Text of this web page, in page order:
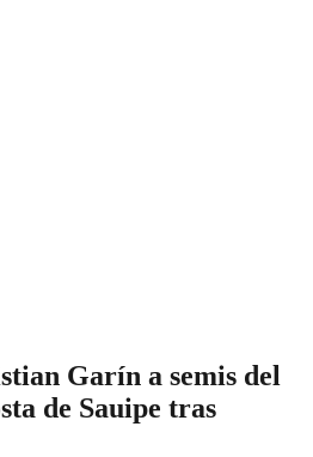
Garín a semis del
de Sauipe tras